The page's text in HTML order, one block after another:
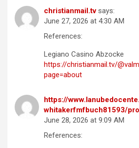
christianmail.tv says:
June 27, 2026 at 4:30 AM
References:
Legiano Casino Abzocke
https://christianmail.tv/
page=about
https://
whitakerfmfbuch81593/
June 28, 2026 at 9:09 AM
References: